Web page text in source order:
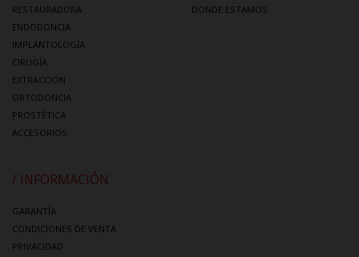
RESTAURADORA
ENDODONCIA
IMPLANTOLOGÍA
CIRUGÍA
EXTRACCIÓN
ORTODONCIA
PROSTÉTICA
ACCESORIOS
DONDE ESTAMOS
/ INFORMACIÓN
GARANTÍA
CONDICIONES DE VENTA
PRIVACIDAD